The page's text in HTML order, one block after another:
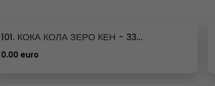
101. КОКА КОЛА ЗЕРО КЕН - 330МЛ.
0.00 euro